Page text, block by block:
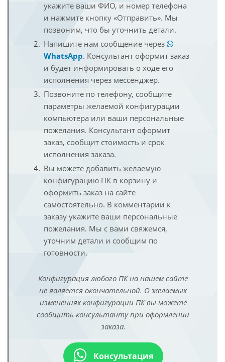
укажите ваши ФИО, и номер телефона
и нажмите кнопку «Отправить». Мы
позвоним, что бы уточнить детали.
Напишите нам сообщение через
WhatsApp. Консультант оформит заказ
и будет информировать о ходе его
исполнения через мессенджер.
Позвоните по телефону, сообщите
параметры желаемой конфигурации
компьютера или ваши персональные
пожелания. Консультант оформит
заказ, сообщит стоимость и срок
исполнения заказа.
Вы можете добавить желаемую
конфигурацию ПК в корзину и
оформить заказ на сайте
самостоятельно. В комментарии к
заказу укажите ваши персональные
пожелания. Мы с вами свяжемся,
уточним детали и сообщим по
готовности.
Конфигурация любого ПК на нашем сайте
не является окончательной. О желаемых
изменениях конфигурации ПК вы можете
сообщить консультанту при оформлении
заказа.
Консультация